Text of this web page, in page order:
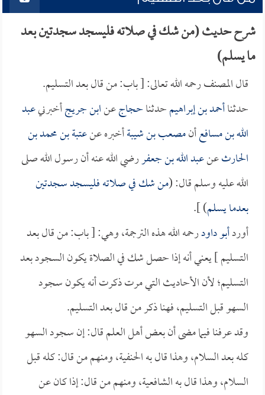
شرح حديث (من شك في صلاته فليسجد سجدتين بعد
ما يسلم)
قال المصنف رحمه الله تعالى: [ باب: من قال بعد التسليم.
حدثناأحمد بن إبراهيمحدثناحجاجعنابن جريجأخبرنيعبد
الله بن مسافعأنمصعب بن شيبةأخبره عنعتبة بن محمد بن
الحارثعنعبد الله بن جعفررضي الله عنه أن رسول الله صلى
الله عليه وسلم قال: (من شك في صلاته فليسجد سجدتين
بعدما يسلم) ].
أوردأبو داودرحمه الله هذه الترجمة، وهي: [ باب: من قال بعد
التسليم ] يعني أنه إذا حصل شك في الصلاة يكون السجود بعد
التسليم؛ لأن الأحاديث التي مرت ذكرت أنه يكون سجود
السهو قبل التسليم، فهنا ذكر من قال بعد التسليم.
وقد عرفنا فيما مضى أن بعض أهل العلم قال: إن سجود السهو
كله بعد السلام، وهذا قال به الحنفية، ومنهم من قال: كله قبل
السلام، وهذا قال به الشافعية، ومنهم من قال: إذا كان عن